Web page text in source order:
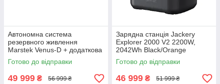
Автономна система
резервного живлення
Marstek Venus-D + додаткова
батарея Venus-D Battery
2200 Вт (Venus-D + Venus-D
Battery)
Готово до відправки
49 999 ₴ 56 999 ₴
Зарядна станція Jackery
Explorer 2000 V2 2200W,
2042Wh Black/Orange
Готово до відправки
46 999 ₴ 51 999 ₴